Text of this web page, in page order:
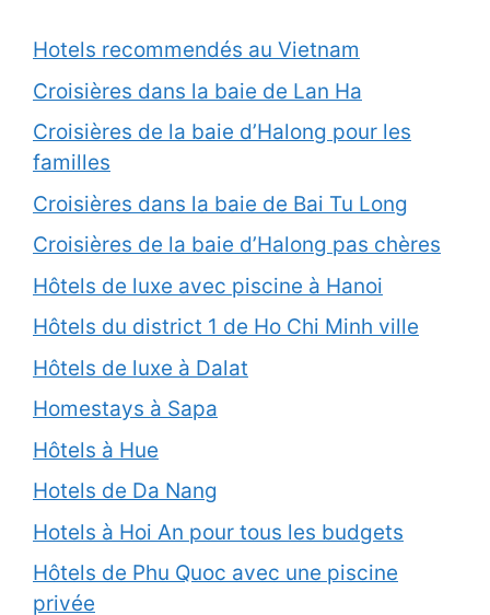
Hotels recommendés au Vietnam
Croisières dans la baie de Lan Ha
Croisières de la baie d’Halong pour les
familles
Croisières dans la baie de Bai Tu Long
Croisières de la baie d’Halong pas chères
Hôtels de luxe avec piscine à Hanoi
Hôtels du district 1 de Ho Chi Minh ville
Hôtels de luxe à Dalat
Homestays à Sapa
Hôtels à Hue
Hotels de Da Nang
Hotels à Hoi An pour tous les budgets
Hôtels de Phu Quoc avec une piscine
privée